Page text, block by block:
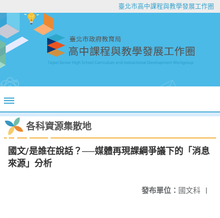
臺北市高中課程與教學發展工作圈
各科資源集散地
國文/是誰在說話？──媒體再現課綱爭議下的「消息
來源」分析
發布單位： 國文科 |